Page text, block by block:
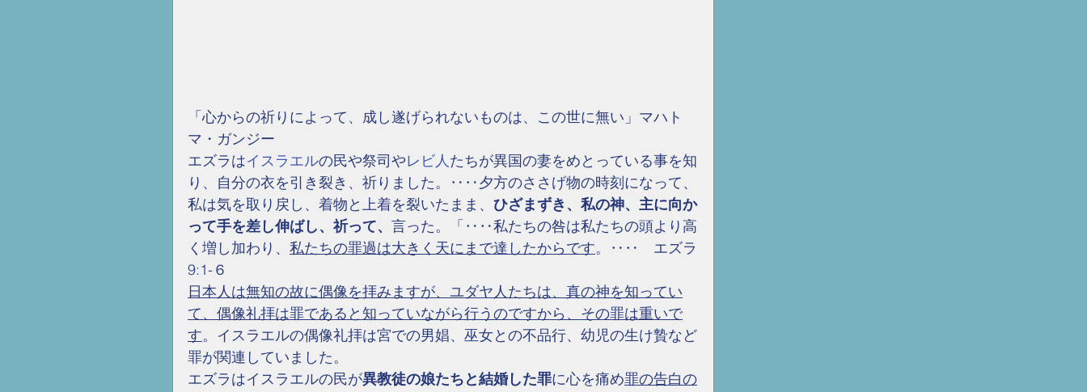
「心からの祈りによって、成し遂げられないものは、この世に無い」マハト
マ・ガンジー
エズラはイスラエルの民や祭司やレビ人たちが異国の妻をめとっている事を知
り、自分の衣を引き裂き、祈りました。‥‥夕方のささげ物の時刻になって、
私は気を取り戻し、着物と上着を裂いたまま、 ひざまずき、私の神、主に向か
って手を差し伸ばし、祈って、 言った。「‥‥私たちの咎は私たちの頭より高
く増し加わり、 私たちの罪過は大きく天にまで達したからです。‥‥　エズラ
9:1-６
日本人は無知の故に偶像を拝みますが、ユダヤ人たちは、真の神を知ってい
て、偶像礼拝は罪であると知っていながら行うのですから、その罪は重いで
す。イスラエルの偶像礼拝は宮での男娼、巫女との不品行、幼児の生け贄など
罪が関連していました。
エズラはイスラエルの民が異教徒の娘たちと結婚した罪に心を痛め罪の告白の